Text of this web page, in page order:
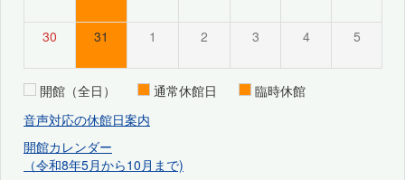
30 31 1 2 3 4 5
開館（全日） 通常休館日
臨時休館
音声対応の休館日案内
開館カレンダー
（令和8年5月から10月まで)